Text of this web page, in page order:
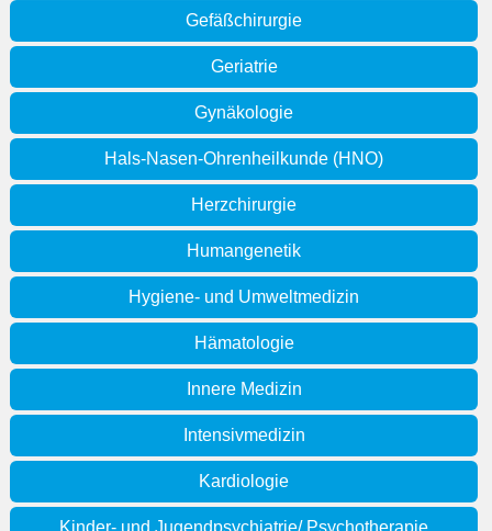
Gefäßchirurgie
Geriatrie
Gynäkologie
Hals-Nasen-Ohrenheilkunde (HNO)
Herzchirurgie
Humangenetik
Hygiene- und Umweltmedizin
Hämatologie
Innere Medizin
Intensivmedizin
Kardiologie